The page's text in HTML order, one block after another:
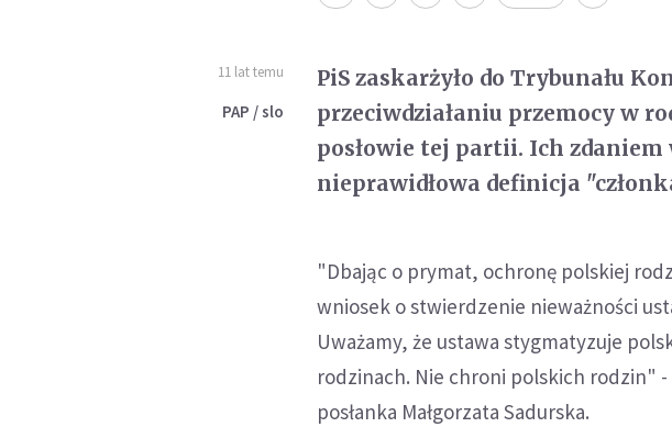
11 lat temu
PAP / slo
PiS zaskarżyło do Trybunału
przeciwdziałaniu przemocy w
posłowie tej partii. Ich
nieprawidłowa definicja
"Dbając o prymat, ochronę polskiej
wniosek o stwierdzenie nieważności
Uważamy, że ustawa stygmatyzuje
rodzinach. Nie chroni polskich rodzin"
posłanka Małgorzata Sadurska.